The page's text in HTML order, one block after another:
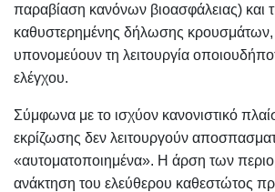
παραβίαση κανόνων βιοασφάλειας) και
καθυστερημένης δήλωσης κρουσμάτων,
υπονομεύουν τη λειτουργία
ελέγχου.
Σύμφωνα με το ισχύον κανονιστικό
εκρίζωσης δεν λειτουργούν
«αυτοματοποιημένα». Η άρση των
ανάκτηση του ελεύθερου καθεστώτος